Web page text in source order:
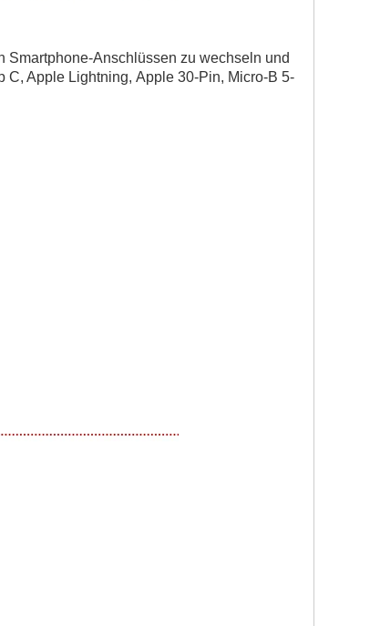
Smartphone-Anschlüssen zu wechseln und
C, Apple Lightning, Apple 30-Pin, Micro-B 5-